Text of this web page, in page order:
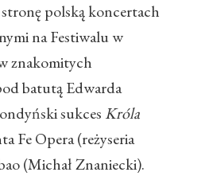
polską koncertach
na Festiwalu w
znakomitych
batutą Edwarda
sukces Króla
Fe Opera (reżyseria
(Michał Znaniecki).